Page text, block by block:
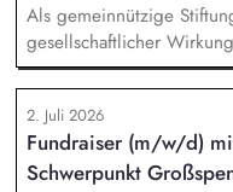
Als gemeinnützige
gesellschaftlicher
stellst du die
die zweckgerechte
Spenden und
Marktsondierung
Fördermittel - Begleitung
2. Juli 2026
Fundraiser (m/w/d)
Schwerpunkt